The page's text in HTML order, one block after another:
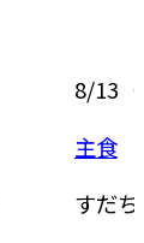
8/13 （
主食
すだ